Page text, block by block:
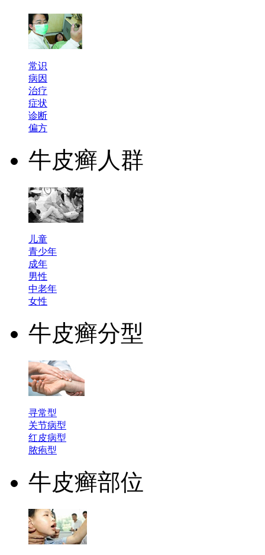
常识
病因
治疗
症状
诊断
偏方
牛皮癣人群
儿童
青少年
成年
男性
中老年
女性
牛皮癣分型
寻常型
关节病型
红皮病型
脓疱型
牛皮癣部位